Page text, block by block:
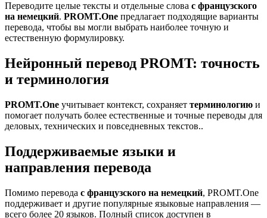
Переводите целые тексты и отдельные слова с французского
на немецкий. PROMT.One предлагает подходящие варианты
перевода, чтобы вы могли выбрать наиболее точную и
естественную формулировку.
Нейронный перевод PROMT: точность
и терминология
PROMT.One учитывает контекст, сохраняет терминологию и
помогает получать более естественные и точные переводы для
деловых, технических и повседневных текстов..
Поддерживаемые языки и
направления перевода
Помимо перевода с французского на немецкий, PROMT.One
поддерживает и другие популярные языковые направления —
всего более 20 языков. Полный список доступен в